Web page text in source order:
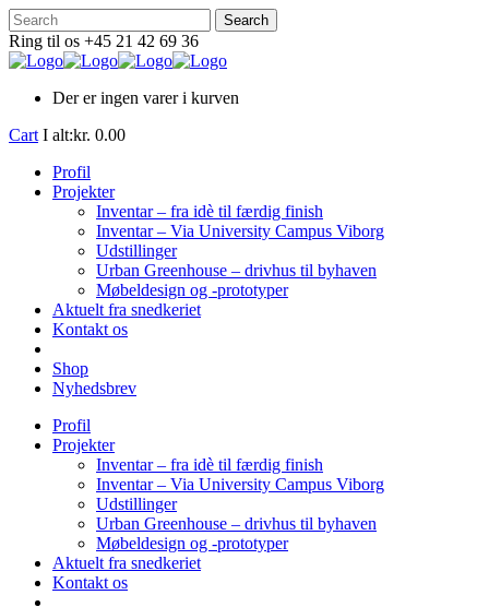
Ring til os +45 21 42 69 36
Der er ingen varer i kurven
Cart I alt:kr. 0.00
Profil
Projekter
Inventar – fra idè til færdig finish
Inventar – Via University Campus Viborg
Udstillinger
Urban Greenhouse – drivhus til byhaven
Møbeldesign og -prototyper
Aktuelt fra snedkeriet
Kontakt os
Shop
Nyhedsbrev
Profil
Projekter
Inventar – fra idè til færdig finish
Inventar – Via University Campus Viborg
Udstillinger
Urban Greenhouse – drivhus til byhaven
Møbeldesign og -prototyper
Aktuelt fra snedkeriet
Kontakt os